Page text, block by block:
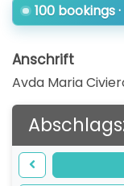
100 bookings
Anschrift
Avda Maria